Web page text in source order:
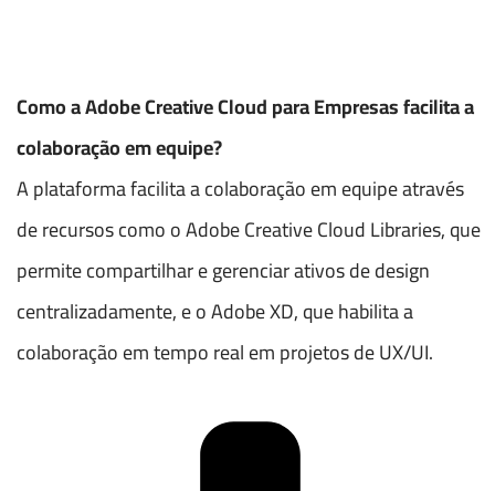
Como a Adobe Creative Cloud para Empresas facilita a
colaboração em equipe?
A plataforma facilita a colaboração em equipe através
de recursos como o Adobe Creative Cloud Libraries, que
permite compartilhar e gerenciar ativos de design
centralizadamente, e o Adobe XD, que habilita a
colaboração em tempo real em projetos de UX/UI.